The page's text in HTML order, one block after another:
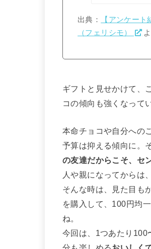
出典：
【アンケー
（フェリシモ）
ギフトと見せかけて、
コの傾向も強くなって
本命チョコや自分への
予算は抑える傾向に。
の友達だからこそ、セ
人や親になってからは
そんな時は、見た目も
を購入して、100円均
ね。
今回は、1つあたり100